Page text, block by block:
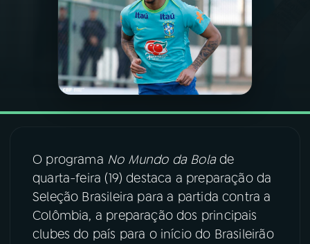
PODCASTS
VIDEOCASTS
FESTIVAL DE MÚSICA
ACOMPANHE A RÁDIO NACIONAL
YouTube Facebook
O programa No Mundo da Bolade
quarta-feira (19) destaca a preparação da
Seleção Brasileira para a partida contra a
Colômbia, a preparação dos principais
clubes do país para o início do Brasileirão